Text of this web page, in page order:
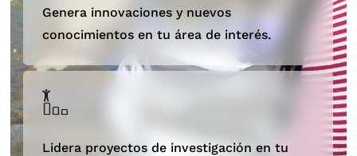
Genera innovaciones y nuevos
conocimientos en tu área de interés.
Lidera proyectos de investigación en tu